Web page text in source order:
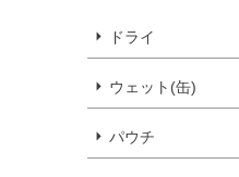
ドライ
ウェット(缶)
パウチ